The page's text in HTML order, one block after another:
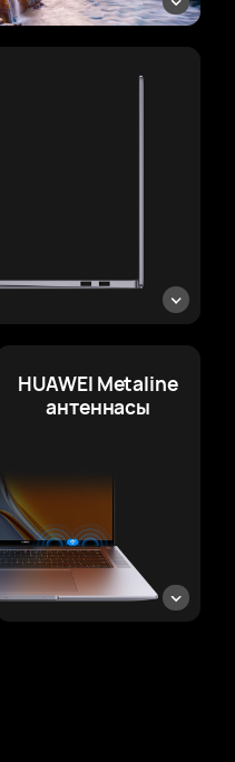
HUAWEI Metaline
антеннасы